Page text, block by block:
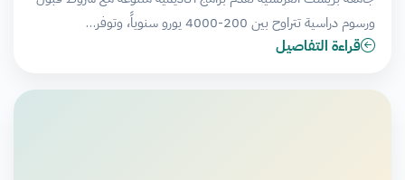
ورسوم دراسية تتراوح بين 200-4000 يورو سنوياً، وتوفر…
قراءة التفاصيل